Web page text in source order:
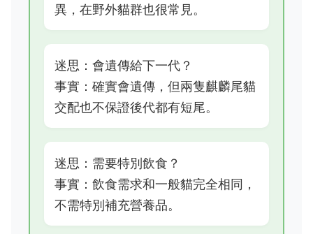
異，在野外貓群也很常見。
迷思：會遺傳給下一代？
事實：確實會遺傳，但兩隻麒麟尾貓
交配也不保證後代都有短尾。
迷思：需要特別飲食？
事實：飲食需求和一般貓完全相同，
不需特別補充營養品。